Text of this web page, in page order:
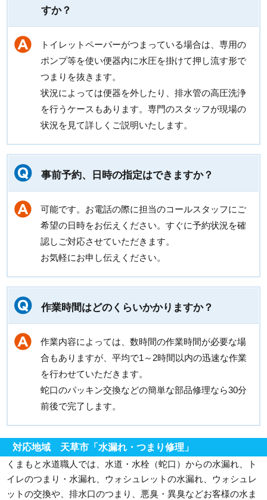
すか？
トイレットペーパーがつまっている場合は、専用の
ポンプ等を使い便器内に水圧を掛けて押し流す形で
つまりを抜きます。
状況によっては便器を外したり、排水管の高圧洗浄
を行うケースもあります。専門のスタッフが現場の
状況を見て詳しくご説明いたします。
事前予約、日時の指定はできますか？
可能です。お電話の際に担当のコールスタッフにご
希望の日時をお伝えください。すぐに予約状況を確
認しご対応させていただきます。
お気軽にお申し伝えください。
作業時間はどのくらいかかりますか？
作業内容によっては、数時間の作業時間が必要な場
合もありますが、平均で1～2時間以内の迅速な作業
を行わせていただきます。
蛇口のパッキン交換などの簡単な部品修理なら30分
前後で完了します。
対応地域 天草市「水漏れ・つまり修理」
くまもと水道職人では、水道・水栓（蛇口）からの水漏れ、ト
イレのつまり・水漏れ、ウォシュレットの水漏れ、ウォシュレ
ットの交換や、排水口のつまり、悪臭・異臭などお客様の水ま